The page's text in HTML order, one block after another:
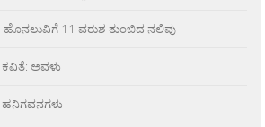
ಹೊನಲುವಿಗೆ 11 ವರುಶ ತುಂಬಿದ ನಲಿವು
ಕವಿತೆ: ಅವಳು
ಹನಿಗವನಗಳು